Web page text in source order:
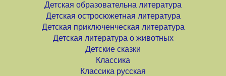
Детская образовательна литература
Детская остросюжетная литература
Детская приключенческая литература
Детская литература о животных
Детские сказки
Классика
Классика русская